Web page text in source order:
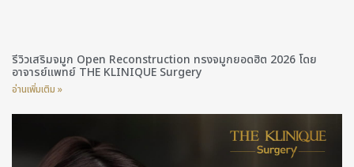
รีวิวเสริมจมูก Open Reconstruction ทรงจมูกยอดฮิต 2026 โดย
อาจารย์แพทย์ THE KLINIQUE Surgery
อ่านเพิ่มเติม »